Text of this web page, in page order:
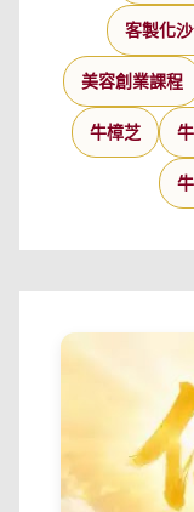
客製化
美容創業課程
牛樟芝